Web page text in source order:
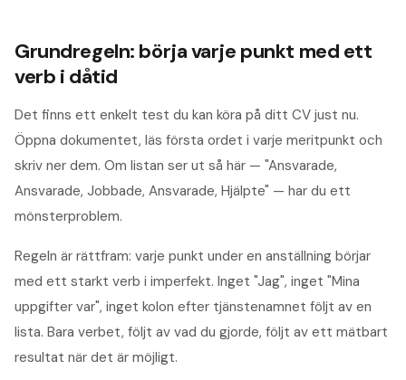
Grundregeln: börja varje punkt med ett
verb i dåtid
Det finns ett enkelt test du kan köra på ditt CV just nu.
Öppna dokumentet, läs första ordet i varje meritpunkt och
skriv ner dem. Om listan ser ut så här — "Ansvarade,
Ansvarade, Jobbade, Ansvarade, Hjälpte" — har du ett
mönsterproblem.
Regeln är rättfram: varje punkt under en anställning börjar
med ett starkt verb i imperfekt. Inget "Jag", inget "Mina
uppgifter var", inget kolon efter tjänstenamnet följt av en
lista. Bara verbet, följt av vad du gjorde, följt av ett mätbart
resultat när det är möjligt.